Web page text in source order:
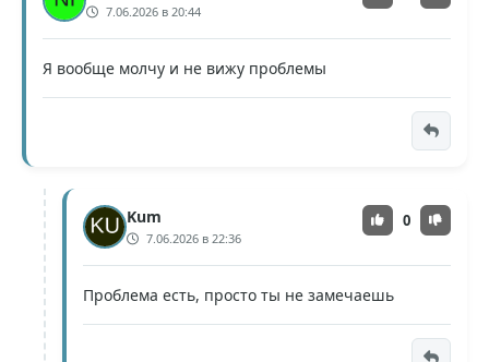
7.06.2026 в 20:44
Я вообще молчу и не вижу проблемы
Kum
7.06.2026 в 22:36
0
Проблема есть, просто ты не замечаешь